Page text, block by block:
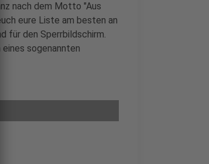
nach dem Motto "Aus
eure Liste am besten an
für den Sperrbildschirm.
eines sogenannten